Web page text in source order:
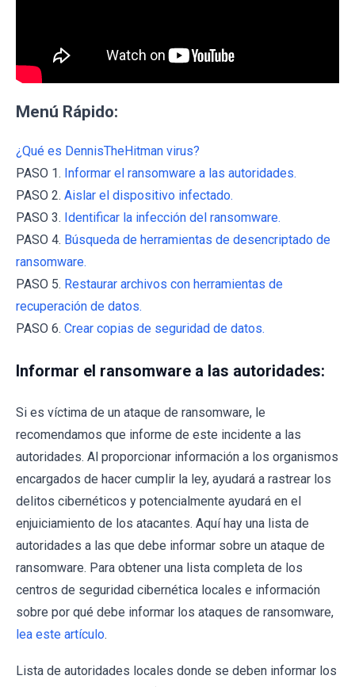
Menú Rápido:
¿Qué es DennisTheHitman virus?
PASO 1. Informar el ransomware a las autoridades.
PASO 2. Aislar el dispositivo infectado.
PASO 3. Identificar la infección del ransomware.
PASO 4. Búsqueda de herramientas de desencriptado de
ransomware.
PASO 5. Restaurar archivos con herramientas de
recuperación de datos.
PASO 6. Crear copias de seguridad de datos.
Informar el ransomware a las autoridades:
Si es víctima de un ataque de ransomware, le
recomendamos que informe de este incidente a las
autoridades. Al proporcionar información a los organismos
encargados de hacer cumplir la ley, ayudará a rastrear los
delitos cibernéticos y potencialmente ayudará en el
enjuiciamiento de los atacantes. Aquí hay una lista de
autoridades a las que debe informar sobre un ataque de
ransomware. Para obtener una lista completa de los
centros de seguridad cibernética locales e información
sobre por qué debe informar los ataques de ransomware,
lea este artículo.
Lista de autoridades locales donde se deben informar los